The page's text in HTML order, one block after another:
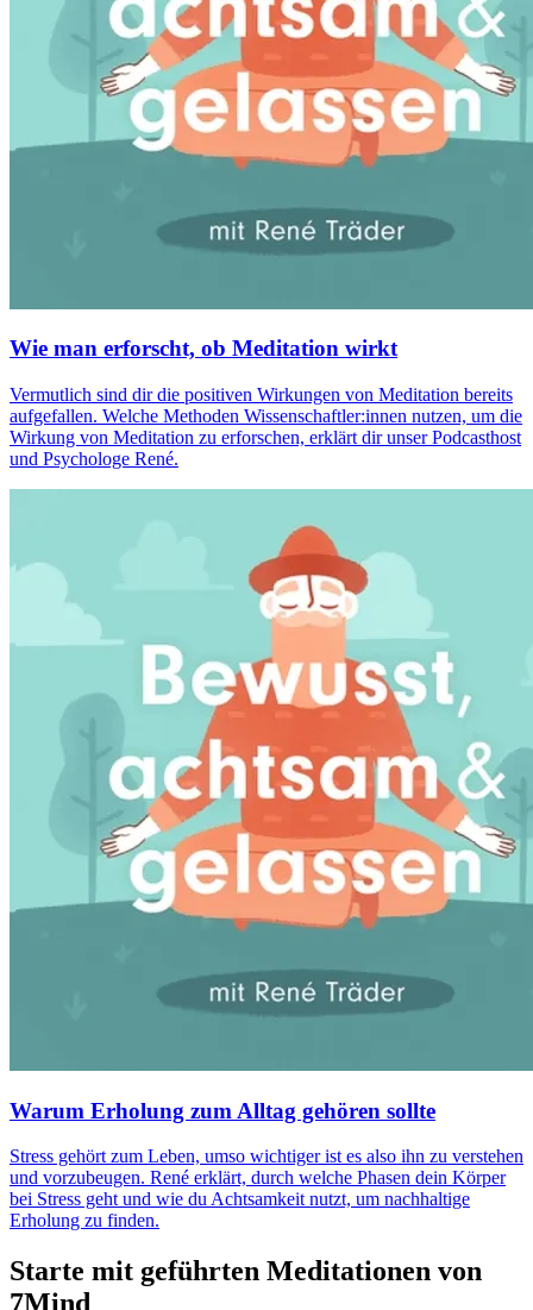
Wie man erforscht, ob Meditation wirkt
Vermutlich sind dir die positiven Wirkungen von Meditation bereits
aufgefallen. Welche Methoden Wissenschaftler:innen nutzen, um die
Wirkung von Meditation zu erforschen, erklärt dir unser Podcasthost
und Psychologe René.
Warum Erholung zum Alltag gehören sollte
Stress gehört zum Leben, umso wichtiger ist es also ihn zu verstehen
und vorzubeugen. René erklärt, durch welche Phasen dein Körper
bei Stress geht und wie du Achtsamkeit nutzt, um nachhaltige
Erholung zu finden.
Starte mit geführten Meditationen von
7Mind